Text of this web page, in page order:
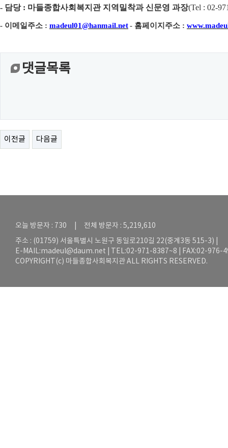
- 담당 : 마들종합사회복지관 지역밀착과 신문영 과장(Tel : 02-
- 이메일주소 : madeul01@hanmail.net- 홈페이지주소 :
댓글목록
이전글 다음글
오늘 방문자 : 730 | 전체 방문자 : 5,219,610
주소 : (01759) 서울특별시 노원구 동일로210길 22(중계3동 515-3) |
E-MAIL:madeul@daum.net | TEL:02-971-8387~8 | FAX:02-976-
COPYRIGHT(c) 마들종합사회복지관 ALL RIGHTS RESERVED.